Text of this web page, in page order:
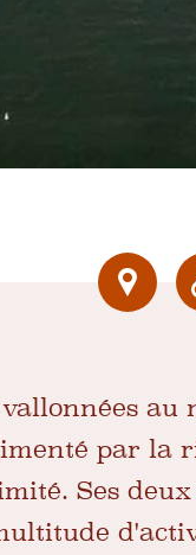
au
par la
Ses